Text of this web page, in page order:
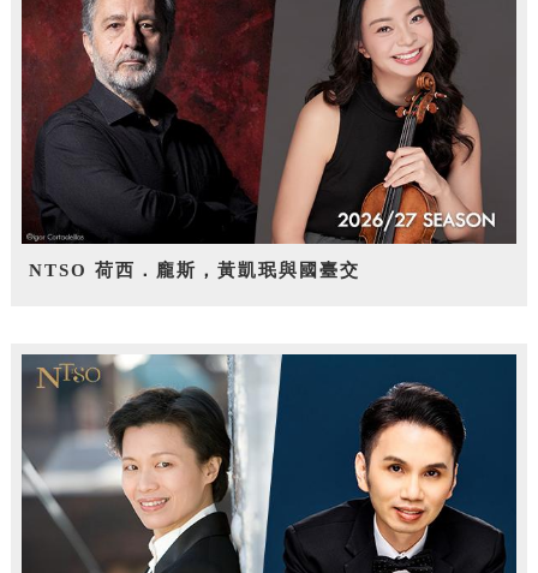
NTSO 荷西．龐斯，黃凱珉與國臺交